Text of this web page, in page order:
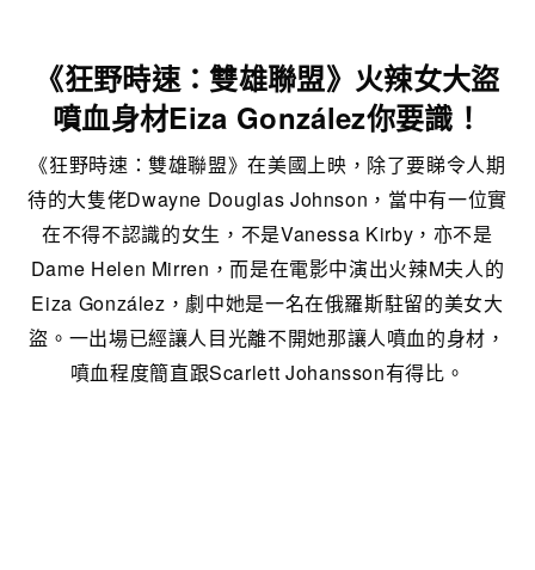
《狂野時速：雙雄聯盟》火辣女大盜
噴血身材Eiza González你要識！
《狂野時速：雙雄聯盟》在美國上映，除了要睇令人期
待的大隻佬Dwayne Douglas Johnson，當中有一位實
在不得不認識的女生，不是Vanessa Kirby，亦不是
Dame Helen Mirren，而是在電影中演出火辣M夫人的
Eiza González，劇中她是一名在俄羅斯駐留的美女大
盜。一出場已經讓人目光離不開她那讓人噴血的身材，
噴血程度簡直跟Scarlett Johansson有得比。